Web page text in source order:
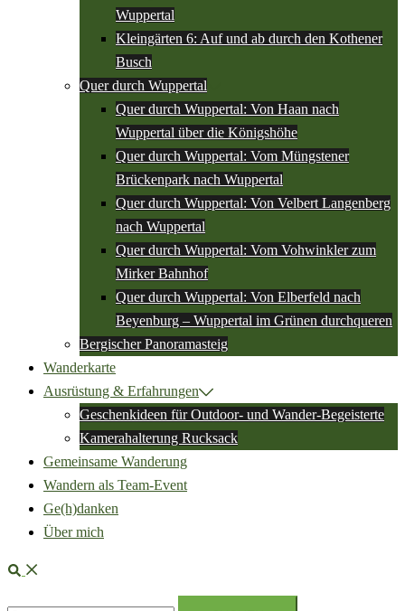
Wuppertal
Kleingärten 6: Auf und ab durch den Kothener
Busch
Quer durch Wuppertal
Quer durch Wuppertal: Von Haan nach
Wuppertal über die Königshöhe
Quer durch Wuppertal: Vom Müngstener
Brückenpark nach Wuppertal
Quer durch Wuppertal: Von Velbert Langenberg
nach Wuppertal
Quer durch Wuppertal: Vom Vohwinkler zum
Mirker Bahnhof
Quer durch Wuppertal: Von Elberfeld nach
Beyenburg – Wuppertal im Grünen durchqueren
Bergischer Panoramasteig
Wanderkarte
Ausrüstung & Erfahrungen
Geschenkideen für Outdoor- und Wander-Begeisterte
Kamerahalterung Rucksack
Gemeinsame Wanderung
Wandern als Team-Event
Ge(h)danken
Über mich
Suche
Suchen